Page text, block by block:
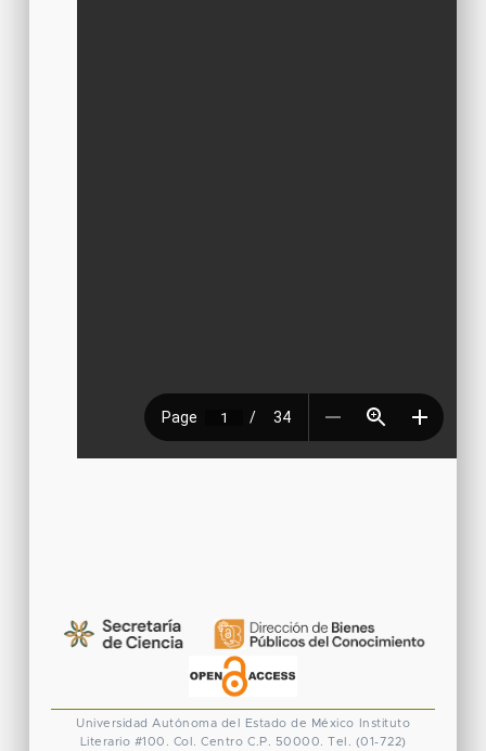
Universidad Autónoma del Estado de México
Instituto
Literario #100. Col. Centro C.P. 50000. Tel. (01-722)